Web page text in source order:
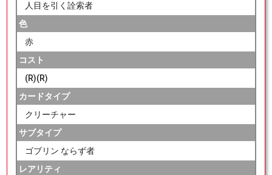
人目を引く詮索者
色
赤
コスト
(R)(R)
カードタイプ
クリーチャー
サブタイプ
ゴブリン ならず者
レアリティ